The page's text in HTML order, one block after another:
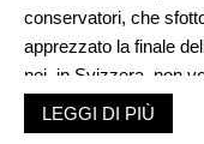
conservatori, che
apprezzato la finale
noi, in Svizzera, non
sta cambiando.
E se, tutto sommato,
LEGGI DI PIÙ